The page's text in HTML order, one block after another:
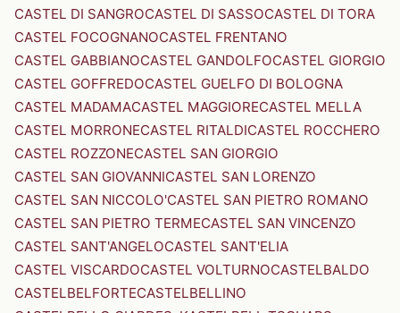
CASTEL DI SANGROCASTEL DI SASSOCASTEL DI TORA
CASTEL FOCOGNANOCASTEL FRENTANO
CASTEL GABBIANOCASTEL GANDOLFOCASTEL GIORGIO
CASTEL GOFFREDOCASTEL GUELFO DI BOLOGNA
CASTEL MADAMACASTEL MAGGIORECASTEL MELLA
CASTEL MORRONECASTEL RITALDICASTEL ROCCHERO
CASTEL ROZZONECASTEL SAN GIORGIO
CASTEL SAN GIOVANNICASTEL SAN LORENZO
CASTEL SAN NICCOLO'CASTEL SAN PIETRO ROMANO
CASTEL SAN PIETRO TERMECASTEL SAN VINCENZO
CASTEL SANT'ANGELOCASTEL SANT'ELIA
CASTEL VISCARDOCASTEL VOLTURNOCASTELBALDO
CASTELBELFORTECASTELBELLINO